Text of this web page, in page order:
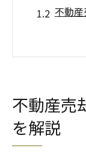
不動
売却
愛知県岡
不動
り
不動産売
を解説